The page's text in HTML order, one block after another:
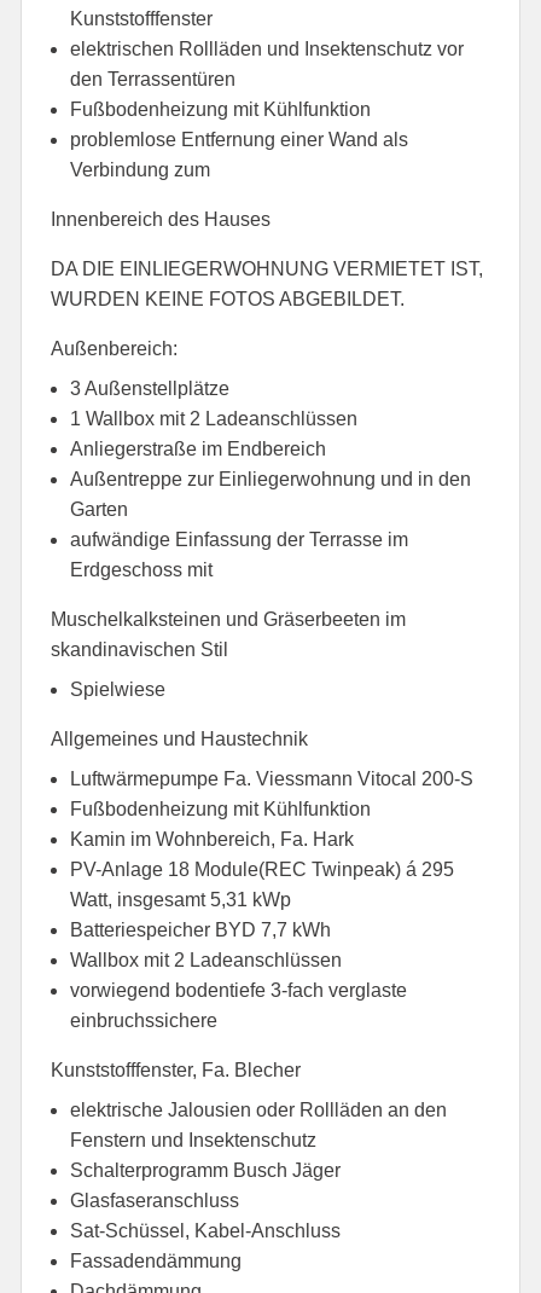
Kunststofffenster
elektrischen Rollläden und Insektenschutz vor
den Terrassentüren
Fußbodenheizung mit Kühlfunktion
problemlose Entfernung einer Wand als
Verbindung zum
Innenbereich des Hauses
DA DIE EINLIEGERWOHNUNG VERMIETET IST,
WURDEN KEINE FOTOS ABGEBILDET.
Außenbereich:
3 Außenstellplätze
1 Wallbox mit 2 Ladeanschlüssen
Anliegerstraße im Endbereich
Außentreppe zur Einliegerwohnung und in den
Garten
aufwändige Einfassung der Terrasse im
Erdgeschoss mit
Muschelkalksteinen und Gräserbeeten im
skandinavischen Stil
Spielwiese
Allgemeines und Haustechnik
Luftwärmepumpe Fa. Viessmann Vitocal 200-S
Fußbodenheizung mit Kühlfunktion
Kamin im Wohnbereich, Fa. Hark
PV-Anlage 18 Module(REC Twinpeak) á 295
Watt, insgesamt 5,31 kWp
Batteriespeicher BYD 7,7 kWh
Wallbox mit 2 Ladeanschlüssen
vorwiegend bodentiefe 3-fach verglaste
einbruchssichere
Kunststofffenster, Fa. Blecher
elektrische Jalousien oder Rollläden an den
Fenstern und Insektenschutz
Schalterprogramm Busch Jäger
Glasfaseranschluss
Sat-Schüssel, Kabel-Anschluss
Fassadendämmung